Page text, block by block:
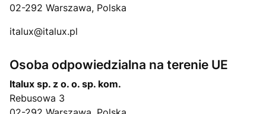
02-292 Warszawa, Polska
italux@italux.pl
Osoba odpowiedzialna na terenie UE
Italux sp. z o. o. sp. kom.
Rebusowa 3